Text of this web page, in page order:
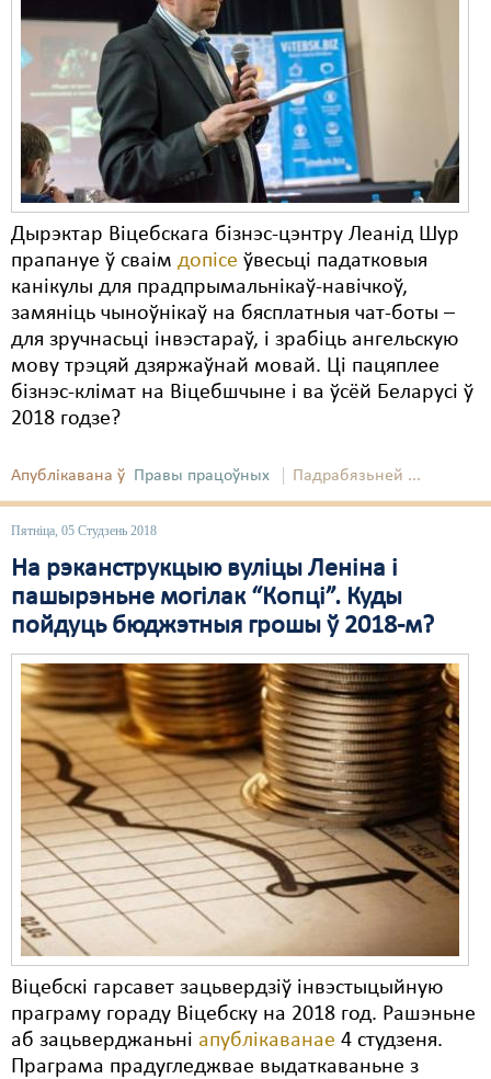
Дырэктар Віцебскага бізнэс-цэнтру Леанід Шур
прапануе ў сваім допісе ўвесьці падатковыя
канікулы для прадпрымальнікаў-навічкоў,
замяніць чыноўнікаў на бясплатныя чат-боты –
для зручнасьці інвэстараў, і зрабіць ангельскую
мову трэцяй дзяржаўнай мовай. Ці пацяплее
бізнэс-клімат на Віцебшчыне і ва ўсёй Беларусі ў
2018 годзе?
Апублікавана ў Правы працоўных Падрабязьней ...
Пятніца, 05 Студзень 2018
На рэканструкцыю вуліцы Леніна і
пашырэньне могілак “Копці”. Куды
пойдуць бюджэтныя грошы ў 2018-м?
Віцебскі гарсавет зацьвердзіў інвэстыцыйную
праграму гораду Віцебску на 2018 год. Рашэньне
аб зацьверджаньні апублікаванае 4 студзеня.
Праграма прадугледжвае выдаткаваньне з
Правы працоўных
Сацыяльныя правы